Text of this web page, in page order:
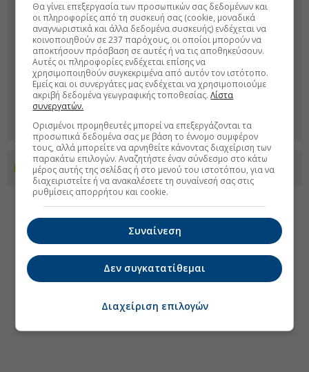
Προσθέστε το euro2day.gr στο Discover
Θα γίνει επεξεργασία των προσωπικών σας δεδομένων και
οι πληροφορίες από τη συσκευή σας (cookie, μοναδικά
αναγνωριστικά και άλλα δεδομένα συσκευής) ενδέχεται να
κοινοποιηθούν σε 237 παρόχους, οι οποίοι μπορούν να
αποκτήσουν πρόσβαση σε αυτές ή να τις αποθηκεύσουν.
Αυτές οι πληροφορίες ενδέχεται επίσης να
χρησιμοποιηθούν συγκεκριμένα από αυτόν τον ιστότοπο.
Εμείς και οι συνεργάτες μας ενδέχεται να χρησιμοποιούμε
ακριβή δεδομένα γεωγραφικής τοποθεσίας.Λίστα
συνεργατών.
Ορισμένοι προμηθευτές μπορεί να επεξεργάζονται τα
προσωπικά δεδομένα σας με βάση το έννομο συμφέρον
τους, αλλά μπορείτε να αρνηθείτε κάνοντας διαχείριση των
παρακάτω επιλογών. Αναζητήστε έναν σύνδεσμο στο κάτω
μέρος αυτής της σελίδας ή στο μενού του ιστοτόπου, για να
διαχειριστείτε ή να ανακαλέσετε τη συναίνεσή σας στις
ρυθμίσεις απορρήτου και cookie.
Συναίνεση
Δεν συγκατατίθεμαι
Διαχείριση επιλογών